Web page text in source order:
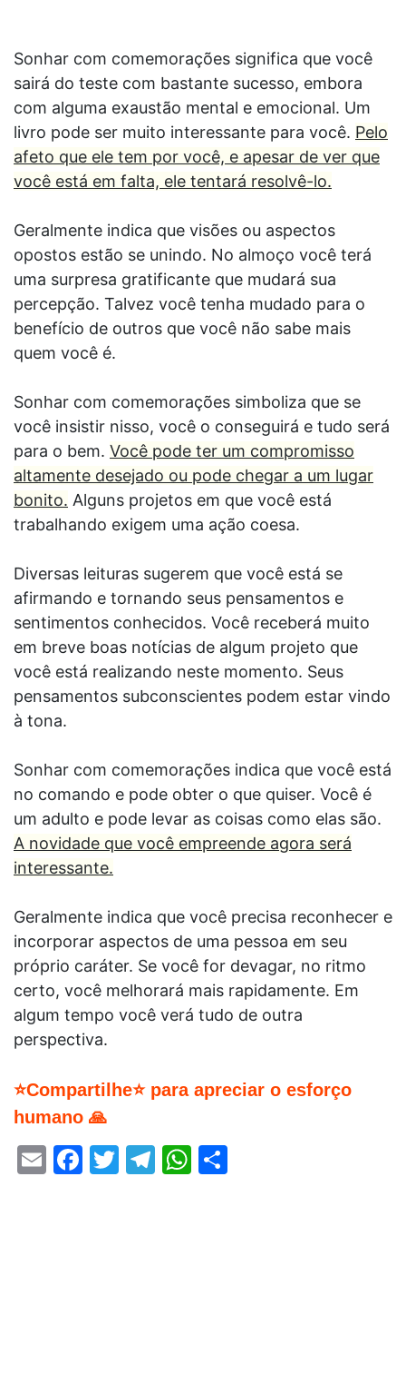
Sonhar com comemorações significa que você
sairá do teste com bastante sucesso, embora
com alguma exaustão mental e emocional. Um
livro pode ser muito interessante para você. Pelo
afeto que ele tem por você, e apesar de ver que
você está em falta, ele tentará resolvê-lo.
Geralmente indica que visões ou aspectos
opostos estão se unindo. No almoço você terá
uma surpresa gratificante que mudará sua
percepção. Talvez você tenha mudado para o
benefício de outros que você não sabe mais
quem você é.
Sonhar com comemorações simboliza que se
você insistir nisso, você o conseguirá e tudo será
para o bem. Você pode ter um compromisso
altamente desejado ou pode chegar a um lugar
bonito. Alguns projetos em que você está
trabalhando exigem uma ação coesa.
Diversas leituras sugerem que você está se
afirmando e tornando seus pensamentos e
sentimentos conhecidos. Você receberá muito
em breve boas notícias de algum projeto que
você está realizando neste momento. Seus
pensamentos subconscientes podem estar vindo
à tona.
Sonhar com comemorações indica que você está
no comando e pode obter o que quiser. Você é
um adulto e pode levar as coisas como elas são.
A novidade que você empreende agora será
interessante.
Geralmente indica que você precisa reconhecer e
incorporar aspectos de uma pessoa em seu
próprio caráter. Se você for devagar, no ritmo
certo, você melhorará mais rapidamente. Em
algum tempo você verá tudo de outra
perspectiva.
⭐Compartilhe⭐ para apreciar o esforço
humano 🙏
EmailFacebook
Twitter
Telegram
WhatsApp